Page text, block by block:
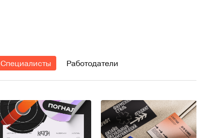
Специалисты Работодатели